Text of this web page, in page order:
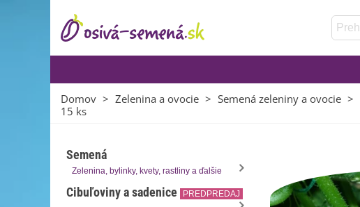
Domov > Zelenina a ovocie > Semená zeleniny a ovocie >
15 ks
Semená
Zelenina, bylinky, kvety, rastliny a ďalšie
Cibuľoviny a sadenice PREDPREDAJ